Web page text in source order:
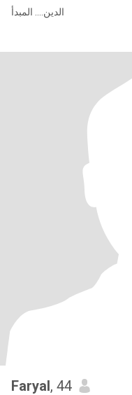
الدين.... المبدأ
Faryal, 44